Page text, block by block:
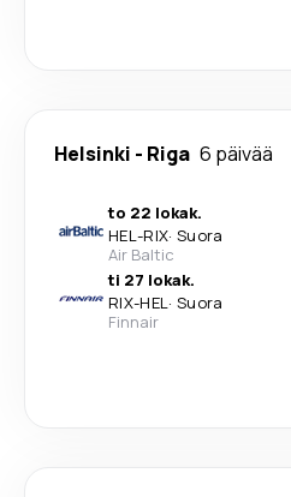
Helsinki - Riga 6 päivää
to 22 lokak.
HEL-RIX· Suora
Air Baltic
ti 27 lokak.
RIX-HEL· Suora
Finnair